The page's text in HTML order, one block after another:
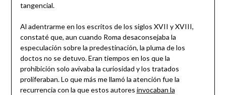
tangencial.
Al adentrarme en los escritos de los siglos XVII y XVIII,
constaté que, aun cuando Roma desaconsejaba la
especulación sobre la predestinación, la pluma de los
doctos no se detuvo. Eran tiempos en los que la
prohibición solo avivaba la curiosidad y los tratados
proliferaban. Lo que más me llamó la atención fue la
recurrencia con la que estos autores invocaban la